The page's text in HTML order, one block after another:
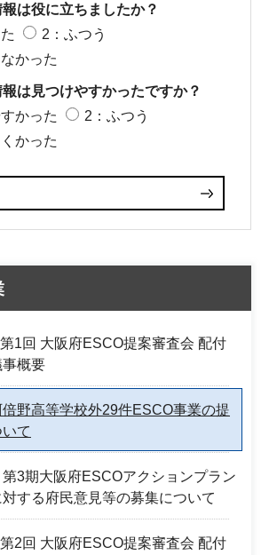
は役に立ちましたか？
2：ふつう
かった
は見つけやすかったですか？
かった
2：ふつう
かった
1回 大阪府ESCO提案審査会 配付
概要
野高等学校外29件ESCO事業の提
て
第3期大阪府ESCOアクションプラン
対する府民意見等の募集について
2回 大阪府ESCO提案審査会 配付